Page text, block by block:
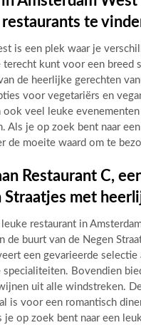
te
is een plek waar je
kunt voor een breed
de heerlijke gerechten
voor vegetariërs en
ook veel leuke
Als je op zoek bent naar
de moeite waard om te
Restaurant C,
Straatjes met
restaurant in
de buurt van de Negen
een gevarieerde
specialiteiten. Bovendien
uit alle windstreken.
is voor een romantisch
op zoek bent naar een